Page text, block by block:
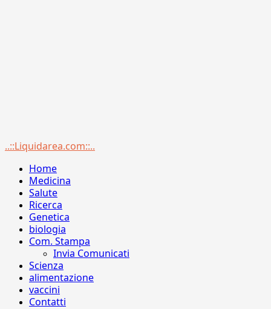
Menu
..::Liquidarea.com::..
Home
Medicina
Salute
Ricerca
Genetica
biologia
Com. Stampa
Invia Comunicati
Scienza
alimentazione
vaccini
Contatti